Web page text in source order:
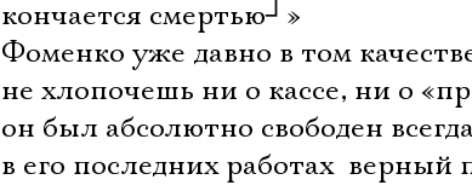
кончается смертью┘ »
Фоменко уже давно в том
не хлопочешь ни о кассе, ни о
он был абсолютно свободен
в его последних работах 